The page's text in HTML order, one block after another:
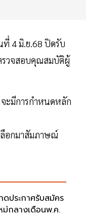
ที่ 4 มิ.ย.68 ปิดรับ
รวจสอบคุณสมบัติผู้
ะมีการกำหนดหลัก
ลือกมาสัมภาษณ์
ดประกาศรับสมัคร
ม่กลางเดือนพ.ค.